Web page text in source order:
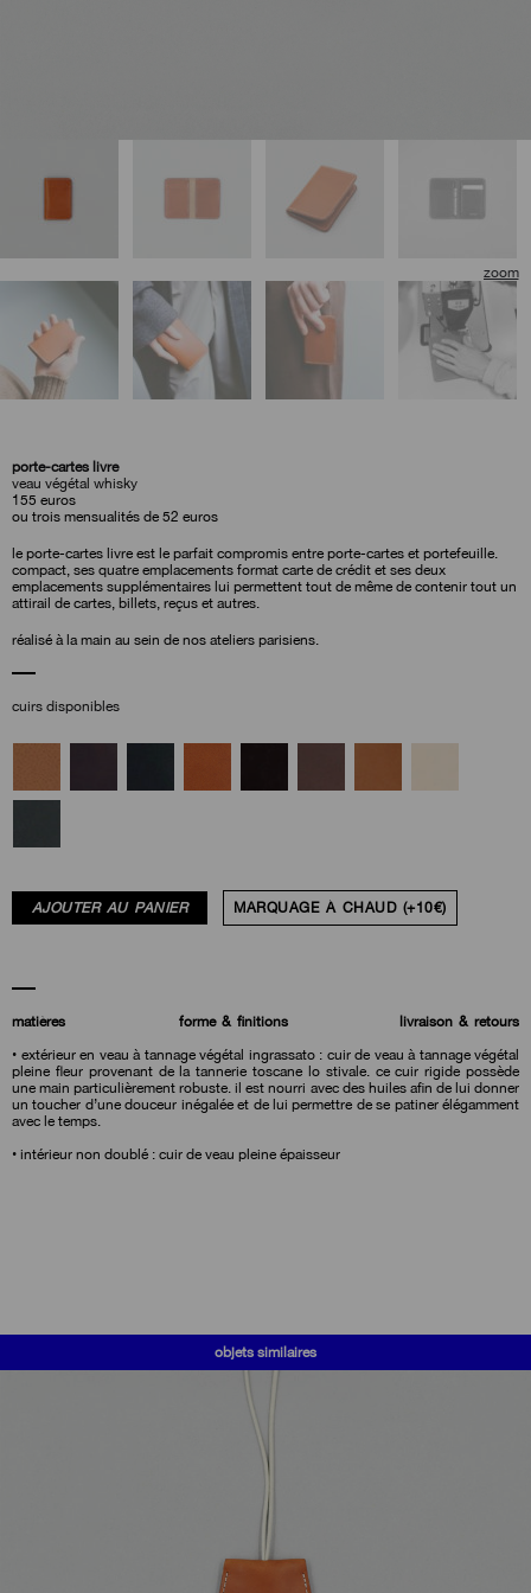
porte-cartes livre
veau végétal whisky
155 euros
ou trois mensualités de 52 euros
le porte-cartes livre est le parfait compromis entre porte-cartes et portefeuille.
compact, ses quatre emplacements format carte de crédit et ses deux
emplacements supplémentaires lui permettent tout de même de contenir tout un
attirail de cartes, billets, reçus et autres.
réalisé à la main au sein de nos ateliers parisiens.
cuirs disponibles
AJOUTER AU PANIER MARQUAGE À CHAUD (+10€)
matières forme & finitions
livraison & retours
• extérieur en veau à tannage végétal ingrassato : cuir de veau à tannage végétal
pleine fleur provenant de la tannerie toscane lo stivale. ce cuir rigide possède
une main particulièrement robuste. il est nourri avec des huiles afin de lui donner
un toucher d’une douceur inégalée et de lui permettre de se patiner élégamment
avec le temps.
• intérieur non doublé : cuir de veau pleine épaisseur
objets similaires